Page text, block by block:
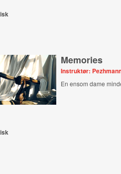
Memories
Instruktør:
En ensom dame